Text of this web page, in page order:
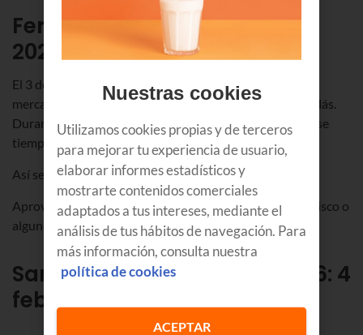
Feria deSan Blas en Bilbao
2026: 3 febrero
El 3 de febrero hazte con tu Cordón de San Blas
mercado del Arenal y bendícelo en la iglesia de San Nicolás.
Durante nueve días, llévalo anudado al cuello; pasado ese
tiempo, quémalo y tu garganta lucirá libre de males.
Así se celebra elSan Blas en Bilbao2026
Aprovecha para degustar los ricos caramelos de malvavisco o
algunos de los postres típicos de San Blas.
Santa Águedaen Bilbao 2026: 4
febrero
Nuestras cookies
Utilizamos cookies propias y de terceros
para mejorar tu experiencia de usuario,
elaborar informes estadísticos y
mostrarte contenidos comerciales
adaptados a tus intereses, mediante el
análisis de tus hábitos de navegación. Para
más información, consulta nuestra
política de cookies
ACEPTAR